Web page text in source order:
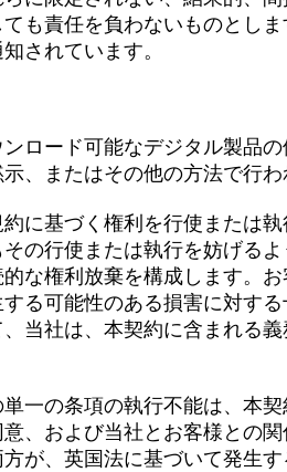
も責任を負わないものとし
されています。
ロード可能なデジタル製品
、またはその他の方法で行わ
に基づく権利を行使または
の行使または執行を妨げる
な権利放棄を構成します。
る可能性のある損害に対す
当社は、本契約に含まれる
一の条項の執行不能は、本
、および当社とお客様との
が、英国法に基づいて発生